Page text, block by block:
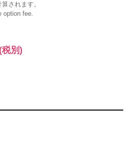
されます。
option fee.
(税別)